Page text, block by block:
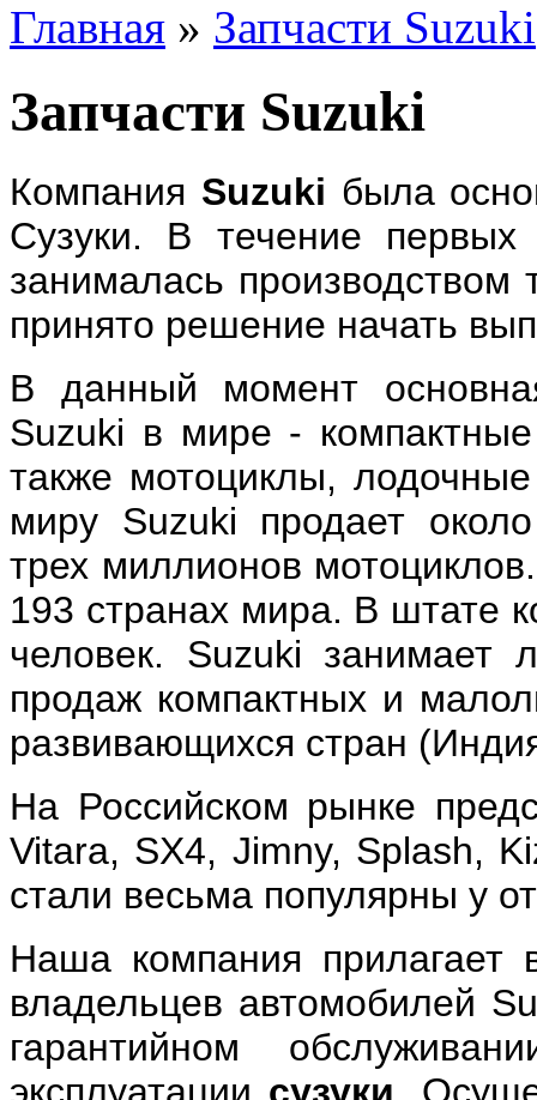
Главная » Запчасти Suzuki
Запчасти Suzuki
Компания Suzuki была
Сузуки. В течение
занималась производством
принято решение начать
В данный момент
Suzuki в мире -
также мотоциклы,
миру Suzuki продает
трех миллионов
193 странах мира. В штате
человек. Suzuki
продаж компактных и
развивающихся стран
На Российском рынке
Vitara, SX4, Jimny, Splash,
стали весьма популярны у
Наша компания прилагает
владельцев автомобилей
гарантийном